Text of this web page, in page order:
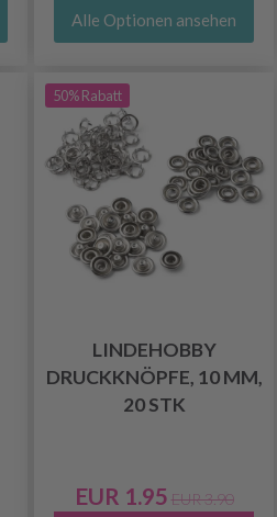
Alle Optionen ansehen
50% Rabatt
LINDEHOBBY
DRUCKKNÖPFE, 10 MM,
20 STK
EUR 1.95 EUR 3.90